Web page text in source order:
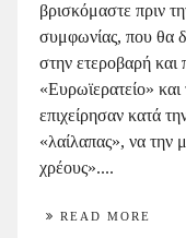
βρισκόμαστε πριν
συμφωνίας, που θα
στην ετεροβαρή
«Ευρωϊερατείο»
επιχείρησαν κατά
«λαίλαπας», να την
χρέους»....
READ MORE